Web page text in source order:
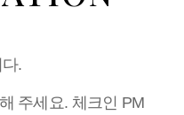
.
주세요. 체크인 PM